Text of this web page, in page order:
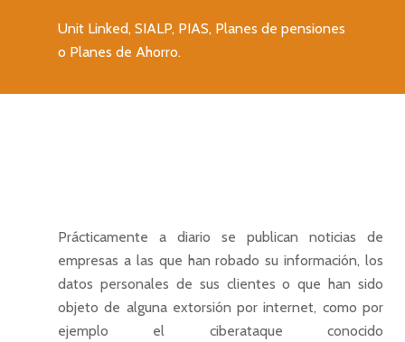
Unit Linked, SIALP, PIAS, Planes de pensiones
o Planes de Ahorro.
Prácticamente a diario se publican noticias de
empresas a las que han robado su información, los
datos personales de sus clientes o que han sido
objeto de alguna extorsión por internet, como por
ejemplo el ciberataque conocido